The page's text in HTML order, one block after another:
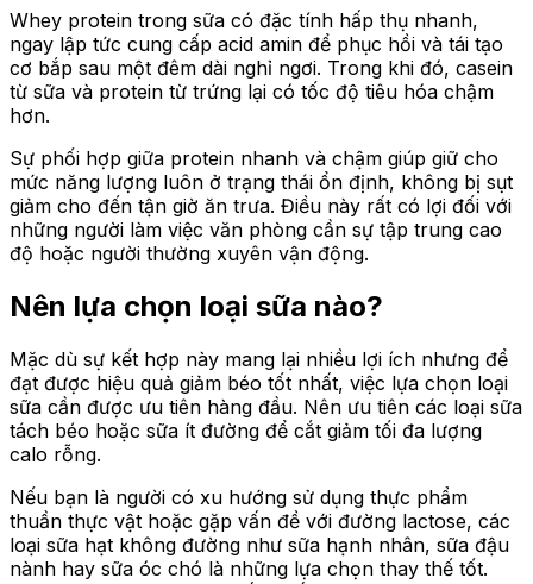
Whey protein trong sữa có đặc tính hấp thụ nhanh,
ngay lập tức cung cấp acid amin để phục hồi và tái tạo
cơ bắp sau một đêm dài nghỉ ngơi. Trong khi đó, casein
từ sữa và protein từ trứng lại có tốc độ tiêu hóa chậm
hơn.
Sự phối hợp giữa protein nhanh và chậm giúp giữ cho
mức năng lượng luôn ở trạng thái ổn định, không bị sụt
giảm cho đến tận giờ ăn trưa. Điều này rất có lợi đối với
những người làm việc văn phòng cần sự tập trung cao
độ hoặc người thường xuyên vận động.
Nên lựa chọn loại sữa nào?
Mặc dù sự kết hợp này mang lại nhiều lợi ích nhưng để
đạt được hiệu quả giảm béo tốt nhất, việc lựa chọn loại
sữa cần được ưu tiên hàng đầu. Nên ưu tiên các loại sữa
tách béo hoặc sữa ít đường để cắt giảm tối đa lượng
calo rỗng.
Nếu bạn là người có xu hướng sử dụng thực phẩm
thuần thực vật hoặc gặp vấn đề với đường lactose, các
loại sữa hạt không đường như sữa hạnh nhân, sữa đậu
nành hay sữa óc chó là những lựa chọn thay thế tốt.